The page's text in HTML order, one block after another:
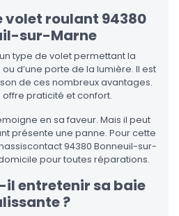
volet roulant 94380
sur-Marne
type de volet permettant la
d’une porte de la lumière. Il est
de ces nombreux avantages.
offre praticité et confort.
en sa faveur. Mais il peut
présente une panne. Pour cette
94380 Bonneuil-sur-
pour toutes réparations.
entretenir sa baie
?